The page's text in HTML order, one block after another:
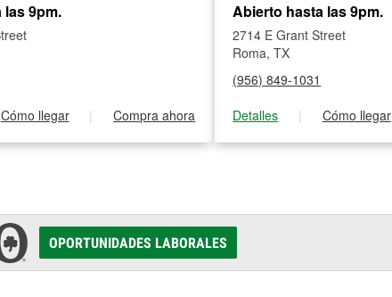
9pm.
Cómo llegar | Compra ahora
Abierto hasta las 9pm.
2714 E Grant Street
Roma, TX
(956) 849-1031
Detalles
| Cómo llegar
OPORTUNIDADES LABORALES